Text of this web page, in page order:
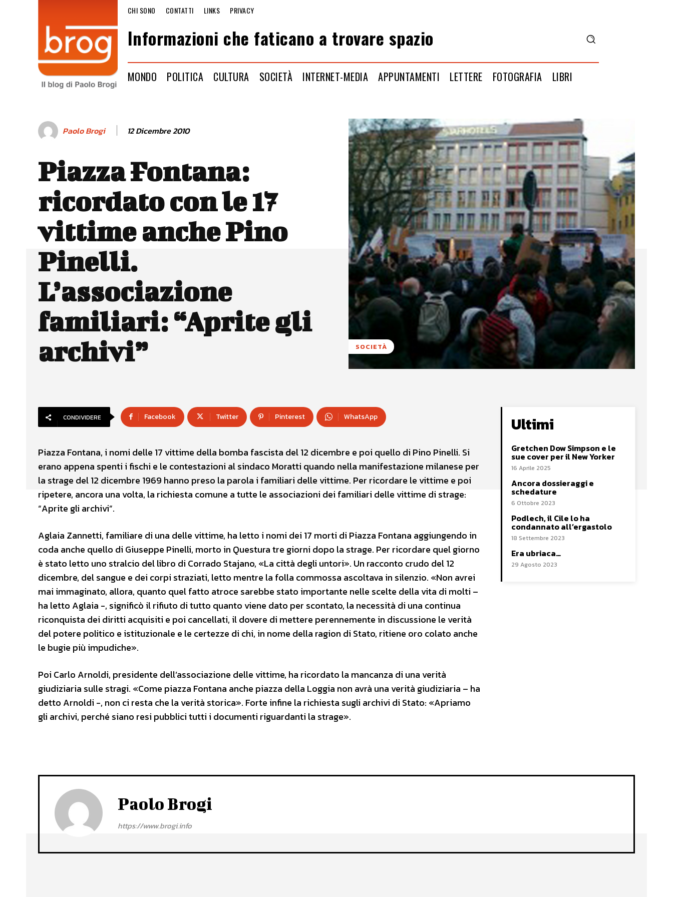
CHI SONO CONTATTI LINKS PRIVACY
Informazioni che faticano a trovare spazio
MONDO POLITICA CULTURA SOCIETÀ INTERNET-MEDIA APPUNTAMENTI LETTERE FOTOGRAFIA LIBRI
Paolo Brogi 12 Dicembre 2010
Piazza Fontana:
ricordato con le 17
vittime anche Pino
Pinelli.
L’associazione
familiari: “Aprite gli
archivi”
SOCIETÀ
CONDIVIDERE Facebook Twitter Pinterest WhatsApp
Piazza Fontana, i nomi delle 17 vittime della bomba fascista del 12 dicembre e poi quello di Pino Pinelli. Si
erano appena spenti i fischi e le contestazioni al sindaco Moratti quando nella manifestazione milanese per
la strage del 12 dicembre 1969 hanno preso la parola i familiari delle vittime. Per ricordare le vittime e poi
ripetere, ancora una volta, la richiesta comune a tutte le associazioni dei familiari delle vittime di strage:
“Aprite gli archivi”.
Aglaia Zannetti, familiare di una delle vittime, ha letto i nomi dei 17 morti di Piazza Fontana aggiungendo in
coda anche quello di Giuseppe Pinelli, morto in Questura tre giorni dopo la strage. Per ricordare quel giorno
è stato letto uno stralcio del libro di Corrado Stajano, «La città degli untori». Un racconto crudo del 12
dicembre, del sangue e dei corpi straziati, letto mentre la folla commossa ascoltava in silenzio. «Non avrei
mai immaginato, allora, quanto quel fatto atroce sarebbe stato importante nelle scelte della vita di molti –
ha letto Aglaia -, significò il rifiuto di tutto quanto viene dato per scontato, la necessità di una continua
riconquista dei diritti acquisiti e poi cancellati, il dovere di mettere perennemente in discussione le verità
del potere politico e istituzionale e le certezze di chi, in nome della ragion di Stato, ritiene oro colato anche
le bugie più impudiche».
Poi Carlo Arnoldi, presidente dell’associazione delle vittime, ha ricordato la mancanza di una verità
giudiziaria sulle stragi. «Come piazza Fontana anche piazza della Loggia non avrà una verità giudiziaria – ha
detto Arnoldi -, non ci resta che la verità storica». Forte infine la richiesta sugli archivi di Stato: «Apriamo
gli archivi, perché siano resi pubblici tutti i documenti riguardanti la strage».
Ultimi
Gretchen Dow Simpson e le
sue cover per il New Yorker
16 Aprile 2025
Ancora dossieraggi e
schedature
6 Ottobre 2023
Podlech, il Cile lo ha
condannato all’ergastolo
18 Settembre 2023
Era ubriaca…
29 Agosto 2023
Paolo Brogi
https://www.brogi.info